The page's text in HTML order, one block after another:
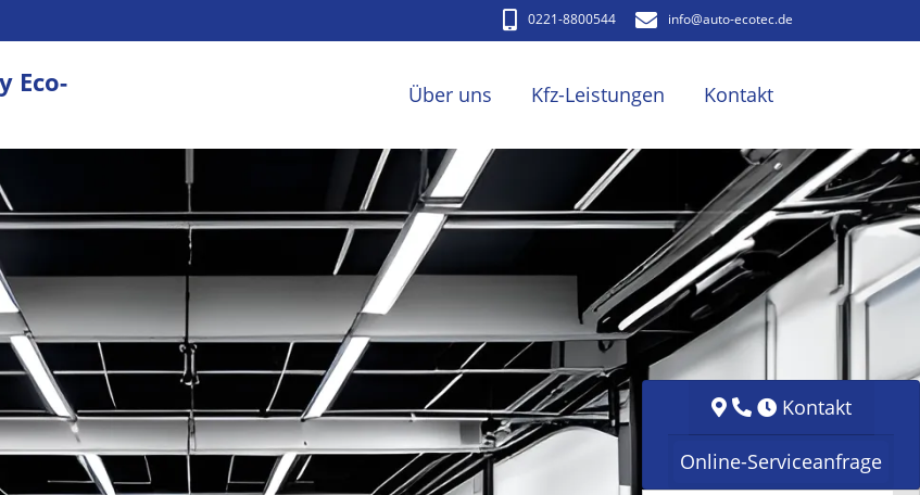
0221-8800544 info​@auto-ecotec.de
Eco- Über uns Kfz-Leistungen Kontakt
Kontakt
Online-Serviceanfrage